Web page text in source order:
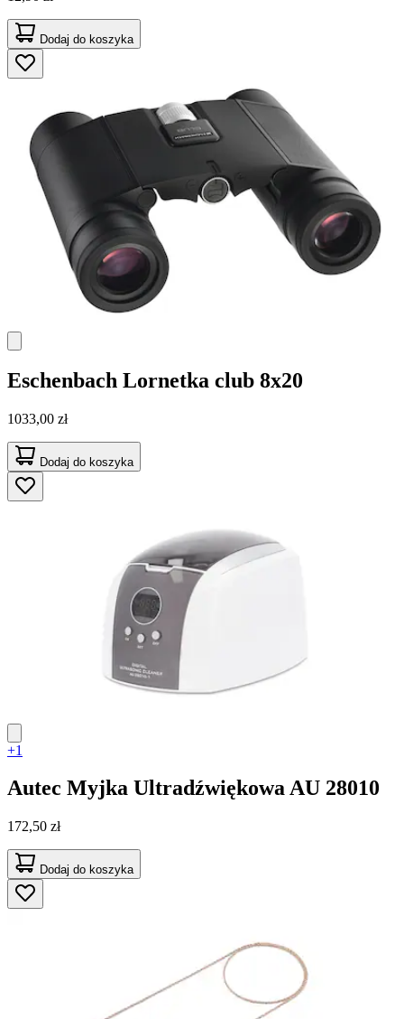
Dodaj do koszyka
Eschenbach Lornetka club 8x20
1033,00 zł
Dodaj do koszyka
+1
Autec Myjka Ultradźwiękowa AU 28010
172,50 zł
Dodaj do koszyka